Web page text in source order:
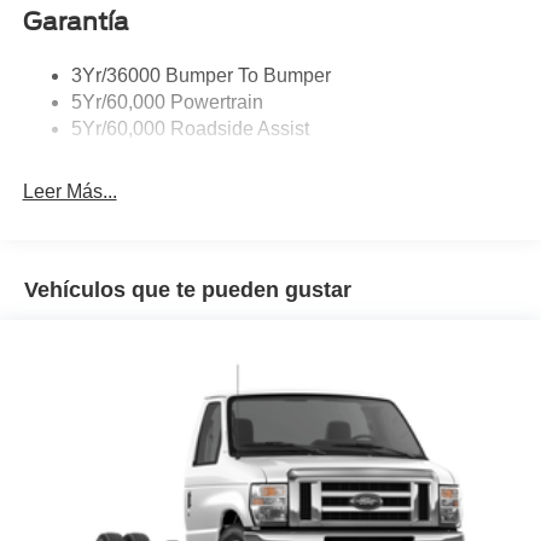
Garantía
3Yr/36000 Bumper To Bumper
5Yr/60,000 Powertrain
5Yr/60,000 Roadside Assist
Leer Más...
Vehículos que te pueden gustar